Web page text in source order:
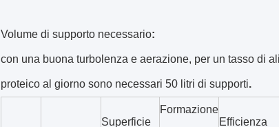
Volume di supporto necessario:
con una buona turbolenza e aerazione, per un tasso di
proteico al giorno sono necessari 50 litri di supporti.
Superficie
Formazione
Efficienza